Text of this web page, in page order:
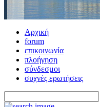
Αρχική
forum
επικοινωνία
πλοήγηση
σύνδεσμοι
συχνές ερωτήσεις